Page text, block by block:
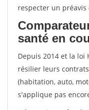
respecter un préavis
santé en
Depuis 2014 et la loi
résilier leurs
(habitation, auto,
s'applique pas